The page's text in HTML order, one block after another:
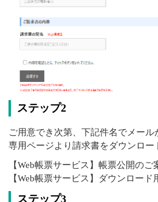
ステップ2
ご用意でき次第、下記件名でメール
専用ページより請求書をダウンロー
【Web帳票サービス】帳票公開のご
【Web帳票サービス】ダウンロー
ステップ3